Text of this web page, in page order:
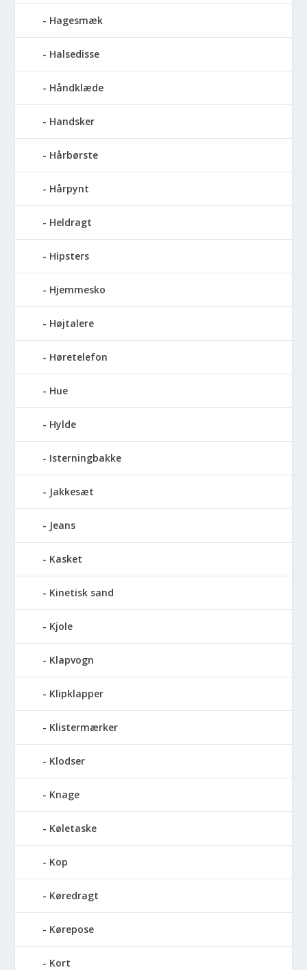
Hagesmæk
Halsedisse
Håndklæde
Handsker
Hårbørste
Hårpynt
Heldragt
Hipsters
Hjemmesko
Højtalere
Høretelefon
Hue
Hylde
Isterningbakke
Jakkesæt
Jeans
Kasket
Kinetisk sand
Kjole
Klapvogn
Klipklapper
Klistermærker
Klodser
Knage
Køletaske
Kop
Køredragt
Kørepose
Kort